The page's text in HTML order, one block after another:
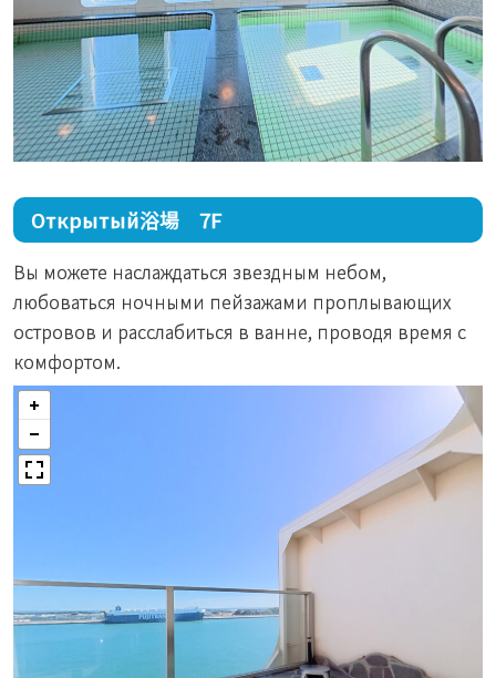
Открытый浴場 7F
Вы можете наслаждаться звездным небом,
любоваться ночными пейзажами проплывающих
островов и расслабиться в ванне, проводя время с
комфортом.